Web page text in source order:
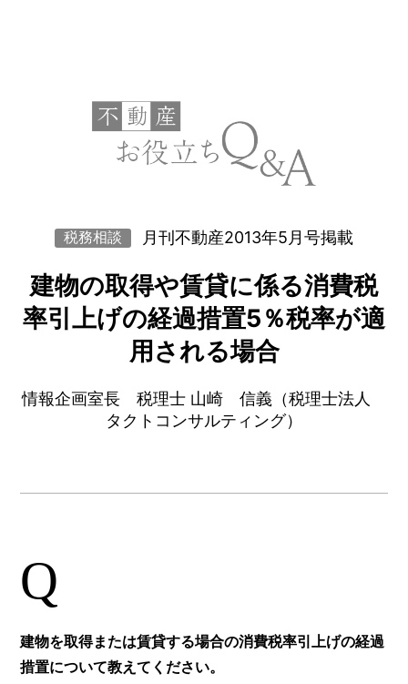
税務相談 月刊不動産2013年5月号掲載
建物の取得や賃貸に係る消費税
率引上げの経過措置5％税率が適
用される場合
情報企画室長 税理士 山崎 信義（税理士法人
タクトコンサルティング）
Q
建物を取得または賃貸する場合の消費税率引上げの経過
措置について教えてください。